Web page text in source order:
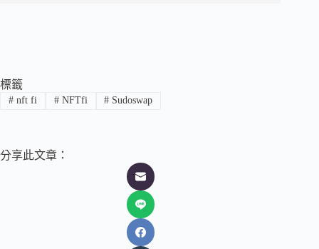
標籤
#nft fi #NFTfi # Sudoswap
分享此文章：